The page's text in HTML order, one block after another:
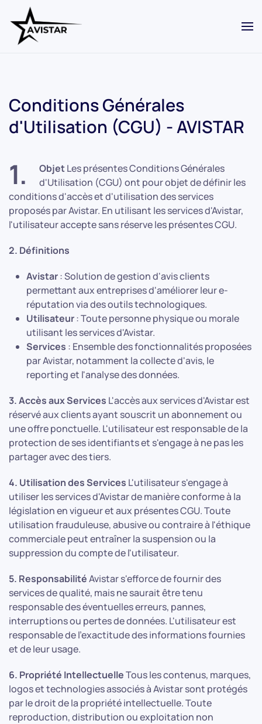
Skip to main content
Conditions Générales
d'Utilisation (CGU) - AVISTAR
1. ObjetLes présentes Conditions Générales
d'Utilisation (CGU) ont pour objet de définir les
conditions d'accès et d'utilisation des services
proposés par Avistar. En utilisant les services d'Avistar,
l'utilisateur accepte sans réserve les présentes CGU.
2. Définitions
Avistar: Solution de gestion d'avis clients
permettant aux entreprises d'améliorer leur e-
réputation via des outils technologiques.
Utilisateur: Toute personne physique ou morale
utilisant les services d'Avistar.
Services : Ensemble des fonctionnalités proposées
par Avistar, notamment la collecte d'avis, le
reporting et l'analyse des données.
3. Accès aux Services L'accès aux services d'Avistar est
réservé aux clients ayant souscrit un abonnement ou
une offre ponctuelle. L'utilisateur est responsable de la
protection de ses identifiants et s'engage à ne pas les
partager avec des tiers.
4. Utilisation des Services L'utilisateur s'engage à
utiliser les services d'Avistar de manière conforme à la
législation en vigueur et aux présentes CGU. Toute
utilisation frauduleuse, abusive ou contraire à l'éthique
commerciale peut entraîner la suspension ou la
suppression du compte de l'utilisateur.
5. ResponsabilitéAvistar s'efforce de fournir des
services de qualité, mais ne saurait être tenu
responsable des éventuelles erreurs, pannes,
interruptions ou pertes de données. L'utilisateur est
responsable de l'exactitude des informations fournies
et de leur usage.
6. Propriété IntellectuelleTous les contenus, marques,
logos et technologies associés à Avistar sont protégés
par le droit de la propriété intellectuelle. Toute
reproduction, distribution ou exploitation non